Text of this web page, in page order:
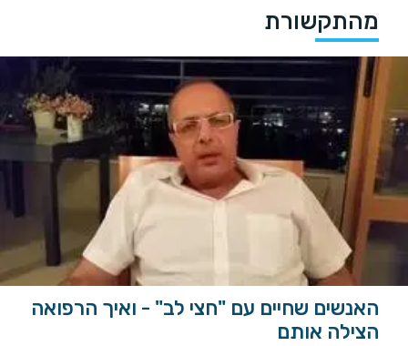
מהתקשורת
האנשים שחיים עם "חצי לב" - ואיך הרפואה
הצילה אותם